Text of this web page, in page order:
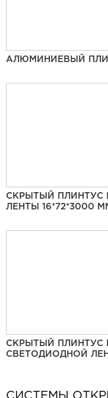
АЛЮМИНИЕВЫЙ
СКРЫТЫЙ ПЛИНТУС
ЛЕНТЫ 16*72*3000
СКРЫТЫЙ ПЛИНТУС
СВЕТОДИОДНОЙ
СИСТЕМЫ